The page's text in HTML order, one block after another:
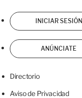
INICIAR SESIÓN
ANÚNCIATE
Directorio
Aviso de Privacidad